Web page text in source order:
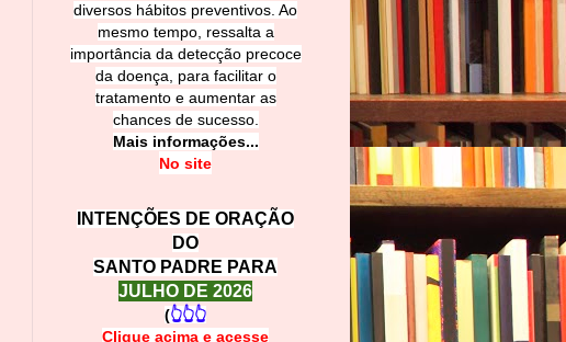
diversos hábitos preventivos. Ao
mesmo tempo, ressalta a
importância da detecção precoce
da doença, para facilitar o
tratamento e aumentar as
chances de sucesso.
Mais informações...
No site
INTENÇÕES DE ORAÇÃO
DO
SANTO PADRE PARA
JULHO DE 2026
(👆👆👆
Clique acima e acesse